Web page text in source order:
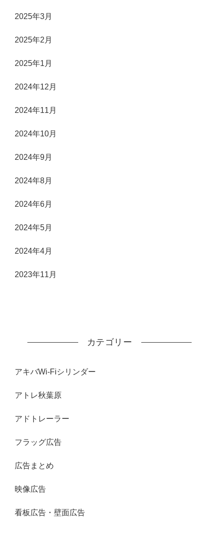
2025年3月
2025年2月
2025年1月
2024年12月
2024年11月
2024年10月
2024年9月
2024年8月
2024年6月
2024年5月
2024年4月
2023年11月
カテゴリー
アキバWi-Fiシリンダー
アトレ秋葉原
アドトレーラー
フラッグ広告
広告まとめ
映像広告
看板広告・壁面広告